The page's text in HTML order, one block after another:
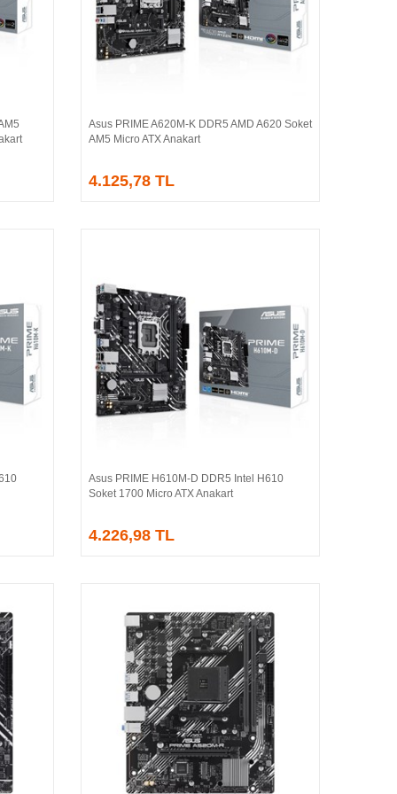
Sepete Ekle
Asus PRIME A620M-K DDR5 AMD A620 Soket
AM5 Micro ATX Anakart
4.125,78 TL
Sepete Ekle
Asus PRIME H610M-D DDR5 Intel H610
Soket 1700 Micro ATX Anakart
4.226,98 TL